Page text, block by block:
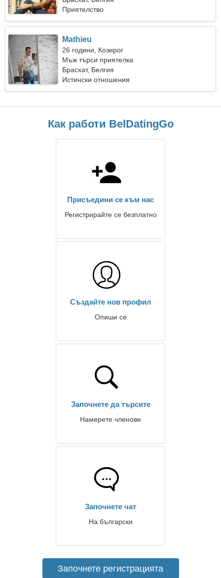
Приятелство
Mathieu
26 години, Козирог
Мъж търси приятелка
Брасхат, Белгия
Истински отношения
Как работи BelDatingGo
Присъедини се към нас
Регистрирайте се безплатно
Създайте нов профил
Опиши се
Започнете да търсите
Намерете членове
Започнете чат
На български
Започнете регистрацията